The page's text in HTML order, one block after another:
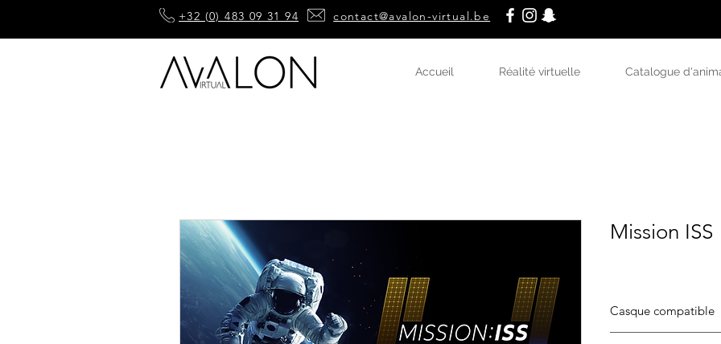
+32 (0) 483 09 31 94 contact@avalon-virtual.be
Accueil Réalité virtuelle Catalogue
Mission ISS
Casque compatible